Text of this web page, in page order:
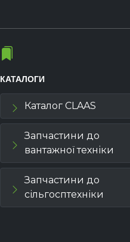
КАТАЛОГИ
Каталог CLAAS
Запчастини до
вантажної техніки
Запчастини до
сільгосптехніки